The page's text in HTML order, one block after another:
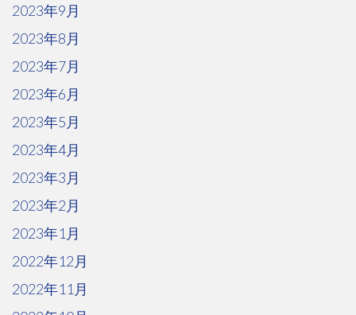
2023年9月
2023年8月
2023年7月
2023年6月
2023年5月
2023年4月
2023年3月
2023年2月
2023年1月
2022年12月
2022年11月